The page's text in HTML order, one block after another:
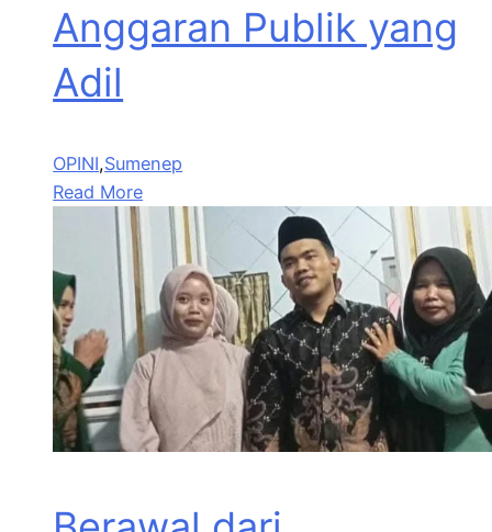
Anggaran Publik yang
Adil
OPINI,Sumenep
Read More